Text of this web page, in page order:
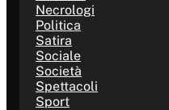
Necrologi
Politica
Satira
Sociale
Società
Spettacoli
Sport